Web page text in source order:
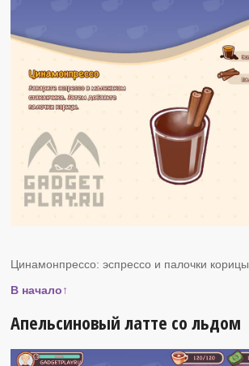
Цинамонпрессо: эспрессо и палочки корицы.
В начало↑
Апельсиновый латте со льдом